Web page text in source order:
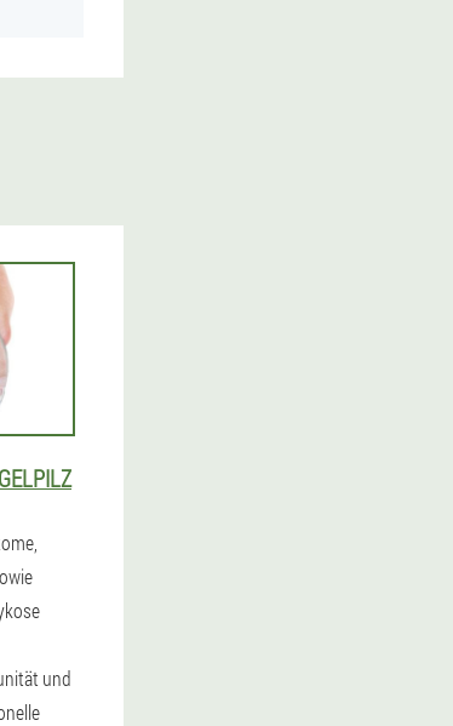
und